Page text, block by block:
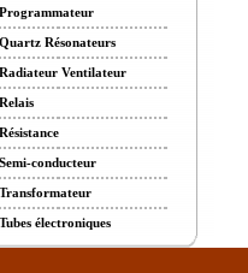
Programmateur
Quartz Résonateurs
Radiateur Ventilateur
Relais
Résistance
Semi-conducteur
Transformateur
Tubes électroniques